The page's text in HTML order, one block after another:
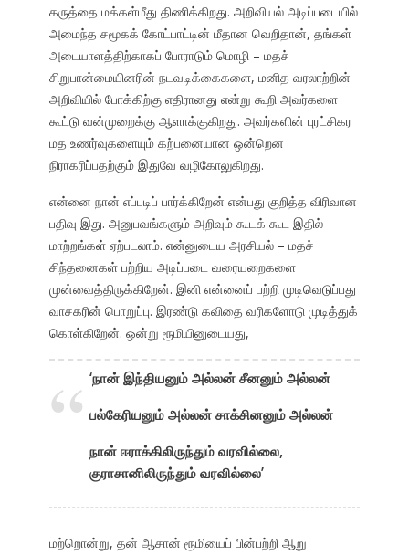
கருத்தை மக்கள்மீது திணிக்கிறது. அறிவியல் அடிப்படையில்
அமைந்த சமூகக் கோட்பாட்டின் மீதான வெறிதான், தங்கள்
அடையாளத்திற்காகப் போராடும் மொழி – மதச்
சிறுபான்மையினரின் நடவடிக்கைகளை, மனித வரலாற்றின்
அறிவியில் போக்கிற்கு எதிரானது என்று கூறி அவர்களை
கூட்டு வன்முறைக்கு ஆளாக்குகிறது. அவர்களின் புரட்சிகர
மத உணர்வுகளையும் கற்பனையான ஒன்றென
நிராகரிப்பதற்கும் இதுவே வழிகோலுகிறது.
என்னை நான் எப்படிப் பார்க்கிறேன் என்பது குறித்த விரிவான
பதிவு இது. அனுபவங்களும் அறிவும் கூடக் கூட இதில்
மாற்றங்கள் ஏற்படலாம். என்னுடைய அரசியல் – மதச்
சிந்தனைகள் பற்றிய அடிப்படை வரையறைகளை
முன்வைத்திருக்கிறேன். இனி என்னைப் பற்றி முடிவெடுப்பது
வாசகரின் பொறுப்பு. இரண்டு கவிதை வரிகளோடு முடித்துக்
கொள்கிறேன். ஒன்று ரூமியினுடையது,
‘நான் இந்தியனும் அல்லன் சீனனும் அல்லன்
பல்கேரியனும் அல்லன் சாக்சினனும் அல்லன்
நான் ஈராக்கிலிருந்தும் வரவில்லை,
குராசானிலிருந்தும் வரவில்லை’
மற்றொன்று, தன் ஆசான் ரூமியைப் பின்பற்றி ஆறு